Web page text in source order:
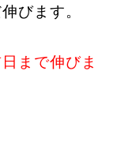
びます。
まで伸びま